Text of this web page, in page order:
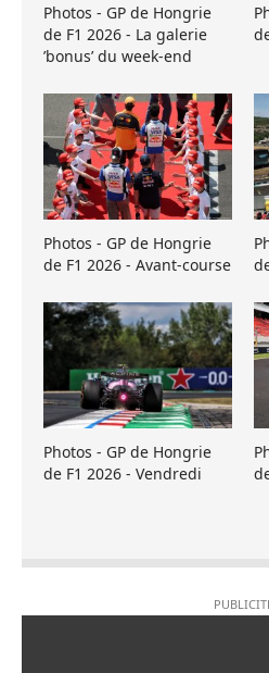
Photos - GP de Hongrie
de F1 2026 - La galerie
’bonus’ du week-end
Photos - GP de Hongrie
de F1 2026 - Avant-course
Photos - GP de Hongrie
de F1 2026 - Vendredi